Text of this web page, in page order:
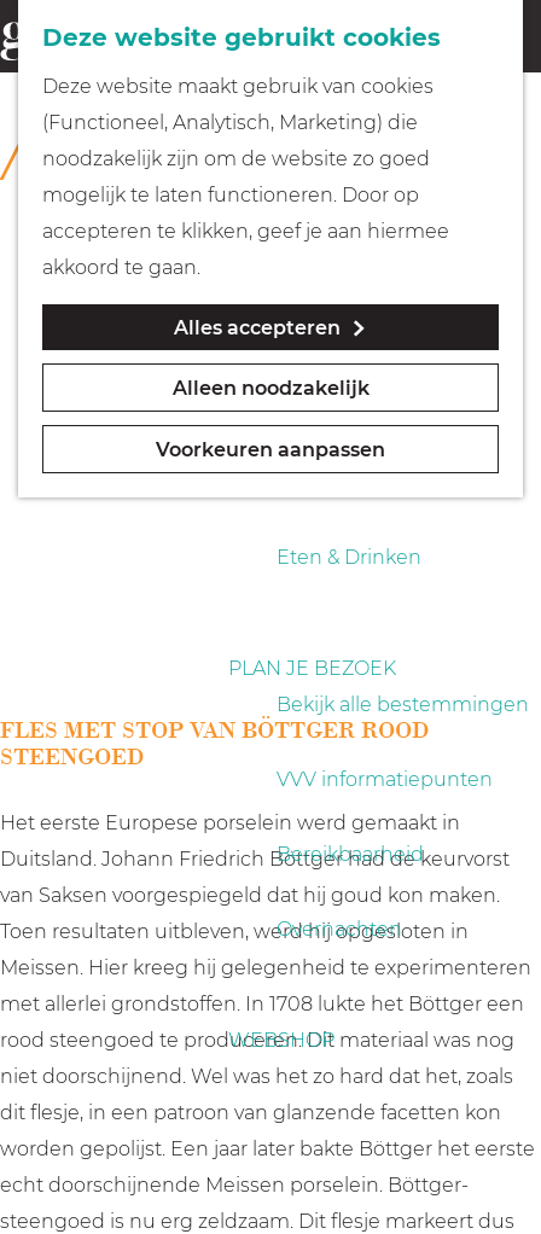
Deze website gebruikt cookies
Deze website maakt gebruik van cookies
(Functioneel, Analytisch, Marketing) die
noodzakelijk zijn om de website zo goed
mogelijk te laten functioneren. Door op
accepteren te klikken, geef je aan hiermee
akkoord te gaan.
Alles accepteren
Alleen noodzakelijk
Voorkeuren aanpassen
G
a
Fietsen
Wandelen
Geocachen
Naar het museum
Eten & Drinken
PLAN JE BEZOEK
Bekijk alle bestemmingen
VVV informatiepunten
Bereikbaarheid
Overnachten
WEBSHOP
o
e
k
e
n
COLLECTIE
Kasteel Museum Sypesteyn
FLES MET STOP VAN BÖTTGER ROOD
STEENGOED
Het eerste Europese porselein werd gemaakt in
Duitsland. Johann Friedrich Böttger had de keurvorst
van Saksen voorgespiegeld dat hij goud kon maken.
Toen resultaten uitbleven, werd hij opgesloten in
Meissen. Hier kreeg hij gelegenheid te experimenteren
met allerlei grondstoffen. In 1708 lukte het Böttger een
rood steengoed te produceren. Dit materiaal was nog
niet doorschijnend. Wel was het zo hard dat het, zoals
dit flesje, in een patroon van glanzende facetten kon
worden gepolijst. Een jaar later bakte Böttger het eerste
echt doorschijnende Meissen porselein. Böttger-
steengoed is nu erg zeldzaam. Dit flesje markeert dus